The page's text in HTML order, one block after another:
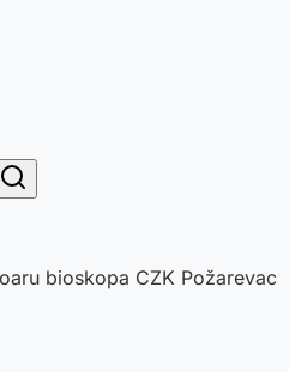
bioskopa CZK Požarevac